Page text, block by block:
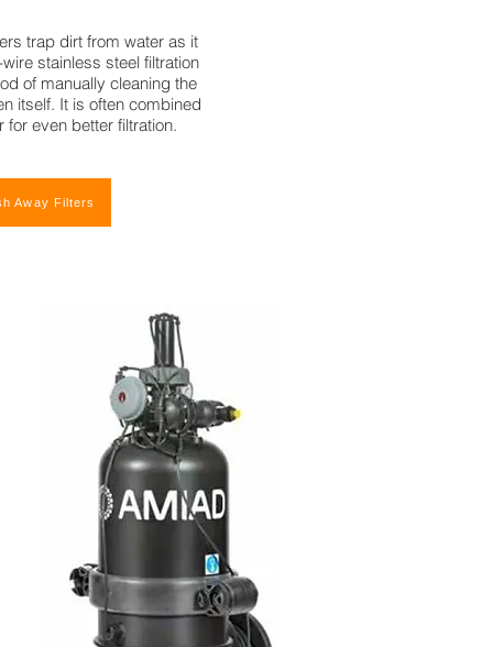
trap dirt from water as it
stainless steel filtration
of manually cleaning the
itself. It is often combined
even better filtration.
Away Filters